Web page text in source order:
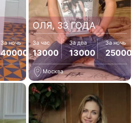
За ночь
40000
ОЛЯ, 33 ГОДА
За час
13000
За два
13000
За ночь
25000
Москва